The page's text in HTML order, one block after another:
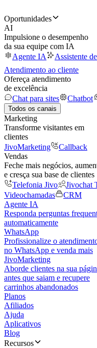
Oportunidades
AI
Impulsione o desempenho
da sua equipe com IA
Agente IA
Assistente
Atendimento ao cliente
Ofereça atendimento
de excelência
Chat para sites
Chatbot
Todos os canais
Marketing
Transforme visitantes em
clientes
JivoMarketing
Callback
Vendas
Feche mais negócios,
e cresça sua base de clientes
Telefonia Jivo
Jivochat
Videochamadas
CRM
Agente IA
Responda perguntas
automaticamente
WhatsApp
Profissionalize o
no WhatsApp e venda mais
JivoMarketing
Aborde clientes na sua
antes que saiam e recupere
carrinhos abandonados
Planos
Afiliados
Ajuda
Aplicativos
Blog
Recursos